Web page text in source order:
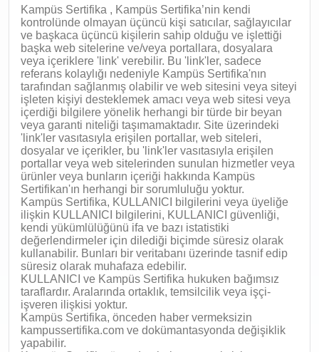
Kampüs Sertifika , Kampüs Sertifika’nin kendi
kontrolünde olmayan üçüncü kişi satıcılar, sağlayıcılar
ve başkaca üçüncü kişilerin sahip olduğu ve işlettiği
başka web sitelerine ve/veya portallara, dosyalara
veya içeriklere 'link' verebilir. Bu 'link'ler, sadece
referans kolaylığı nedeniyle Kampüs Sertifika'nın
tarafından sağlanmış olabilir ve web sitesini veya siteyi
işleten kişiyi desteklemek amacı veya web sitesi veya
içerdiği bilgilere yönelik herhangi bir türde bir beyan
veya garanti niteliği taşımamaktadır. Site üzerindeki
'link'ler vasıtasıyla erişilen portallar, web siteleri,
dosyalar ve içerikler, bu 'link'ler vasıtasıyla erişilen
portallar veya web sitelerinden sunulan hizmetler veya
ürünler veya bunların içeriği hakkında Kampüs
Sertifikan'ın herhangi bir sorumluluğu yoktur.
Kampüs Sertifika, KULLANICI bilgilerini veya üyeliğe
ilişkin KULLANICI bilgilerini, KULLANICI güvenliği,
kendi yükümlülüğünü ifa ve bazı istatistiki
değerlendirmeler için dilediği biçimde süresiz olarak
kullanabilir. Bunları bir veritabanı üzerinde tasnif edip
süresiz olarak muhafaza edebilir.
KULLANICI ve Kampüs Sertifika hukuken bağımsız
taraflardır. Aralarında ortaklık, temsilcilik veya işçi-
işveren ilişkisi yoktur.
Kampüs Sertifika, önceden haber vermeksizin
kampussertifika.com ve dokümantasyonda değişiklik
yapabilir.